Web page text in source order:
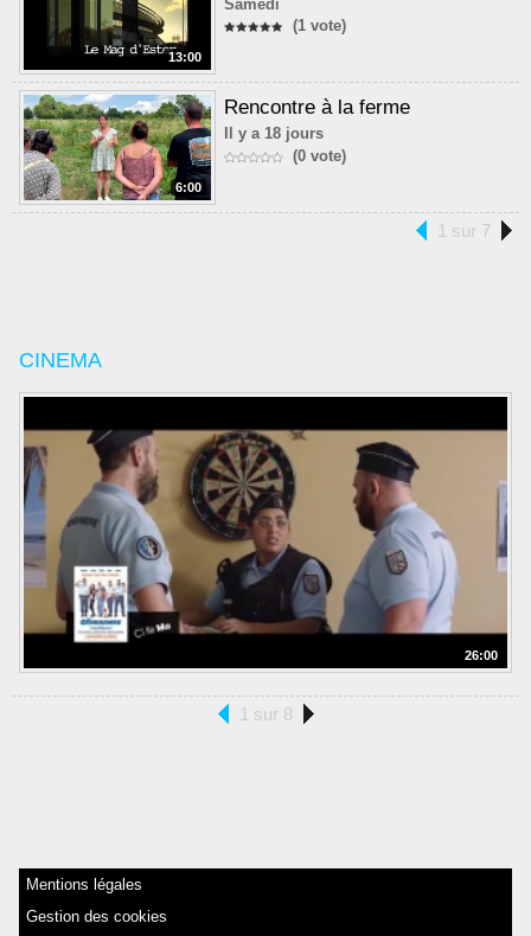
13:00
Samedi
(1 vote)
6:00
Rencontre à la ferme
Il y a 18 jours
(0 vote)
1 sur 7
CINEMA
26:00
1 sur 8
Mentions légales
Gestion des cookies